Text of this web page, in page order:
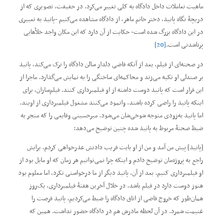
ماهیت تعاملات داخل دادگاه به‌ کلی تغییر می‌کرد. در حقیقت، تصویری که از
دریچۀ نگاه پانیذ، دختر خانم ماهر، از دادگاه مشاهده می‌کنیم -پانیذ به تعبیری
در این دادگاه بزرگ شده است- حکایت از آن دارد که این مکان واجد خلأهایی
پرناشدنی است.[20]
در صحنه‌ای از فیلم، بعد از آنکه قاضی دلدار سالن دادگاه را ترک می‌کند، پانیذ
بر صندلی او تکیه می‌زند و محاکمه‌ای ساختگی را به نمایش می‌گذارد. ماجرا از
این قرار است که پانیذ دوست داشته از او فیلمبرداری کنند. فیلم‌سازان، برای
اینکه پانیذ را راضی کرده باشند، وانمود می‌کنند مشغول فیلمبرداری از اویند.
اما پانیذ به‌زودی متوجه شوخی‌شان می‌شود. میرحسینی وقایعی را که منجر به
ضبط صحنۀ مربوط به پانیذ شده چنین توضیح می‌دهد:
[پانیذ] پیش من آمد و من از او بابت فریب دادنش عذرخواهی کردم. برایش
راجع ‌به پروژه‌مان توضیح دادم و اینکه چرا نمی‌توانیم هر زمان که او مایل بود از
او فیلمبرداری کنیم. بعد از آن، پانیذ دیگر از ما درخواستی نکرد، اما معلوم بود
هنوز دوست دارد در فیلم باشد. در خلال آخرین هفتۀ فیلمبرداری، یک‌روز
همان‌طور که خروج قاضی از اتاق دادگاه را ضبط می‌کردیم، پانیذ فرصت را
غنیمت شمرد. در آن لحظه مادرش هم در دادگاه حضور نداشت. همین که